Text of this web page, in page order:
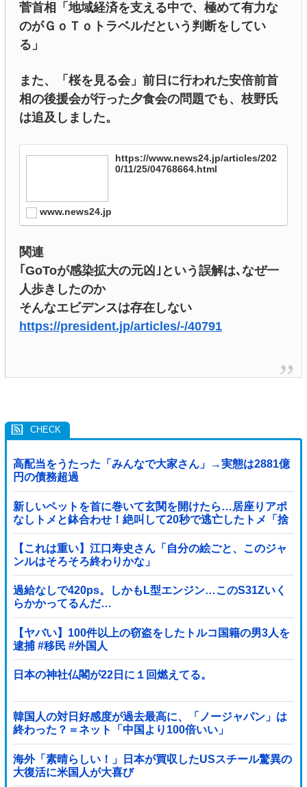
菅首相「地域経済を支える中で、極めて有力な
のがＧｏＴｏトラベルだという判断をしてい
る」
また、「桜を見る会」前日に行われた安倍前首
相の後援会が行った夕食会の問題でも、枝野氏
は追及しました。
https://www.news24.jp/articles/202
0/11/25/04768664.html
www.news24.jp
関連
｢GoToが感染拡大の元凶｣という誤解は､なぜ一
人歩きしたのか
そんなエビデンスは存在しない
https://president.jp/articles/-/40791
高配当をうたった「みんなで大家さん」→実態は2881億
円の債務超過
新しいペットを首に巻いて玄関を開けたら…居座りアポ
なしトメと鉢合わせ！絶叫して20秒で逃亡したトメ「捨
てないと二度と行ってあげない！」←もう来なくて大丈
夫ですｗ
【これは重い】江口寿史さん「自分の絵ごと、このジャ
ンルはそろそろ終わりかな」
過給なしで420ps。しかもL型エンジン…このS31Zいく
らかかってるんだ…
【ヤバい】100件以上の窃盗をしたトルコ国籍の男3人を
逮捕 #移民 #外国人
日本の神社仏閣が22日に１回燃えてる。
韓国人の対日好感度が過去最高に、「ノージャパン」は
終わった？＝ネット「中国より100倍いい」
海外「素晴らしい！」日本が買収したUSスチール驚異の
大復活に米国人が大喜び